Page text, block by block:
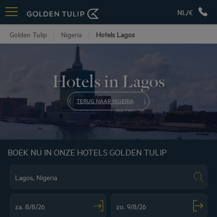
NL/€
Golden Tulip Nigeria Hotels Lagos
Hotels in Lagos
TERUG NAAR NIGERIA
BOEK NU IN ONZE HOTELS GOLDEN TULIP